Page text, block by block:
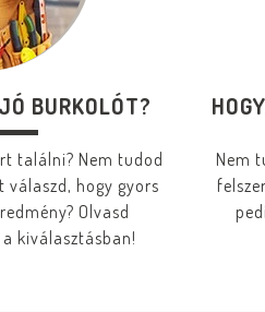
BURKOLÓT?
találni? Nem tudod
hogy gyors
Olvasd
kiválasztásban!
Nem